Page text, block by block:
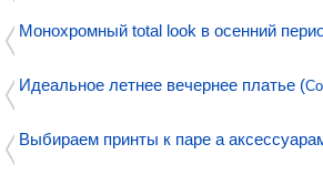
Монохромный total look в осенний
Идеальное летнее вечернее платье (
Выбираем принты к паре а